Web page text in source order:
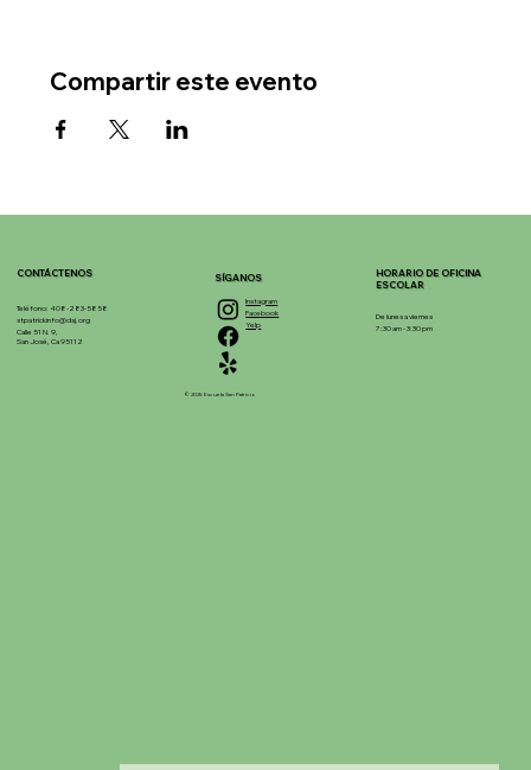
Compartir este evento
CONTÁCTENOS
Teléfono: 408-283-5858
stpatrickinfo@dsj.org
Calle 51 N. 9,
San José, Ca 95112
Instagram
Facebook
Yelp
SÍGANOS
© 2025 Escuela San Patricio
HORARIO DE OFICINA
ESCOLAR
De lunes a viernes
7:30 am - 3:30 pm